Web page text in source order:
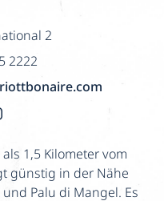
2
2222
1,5 Kilometer vom
günstig in der Nähe
Palu di Mangel. Es